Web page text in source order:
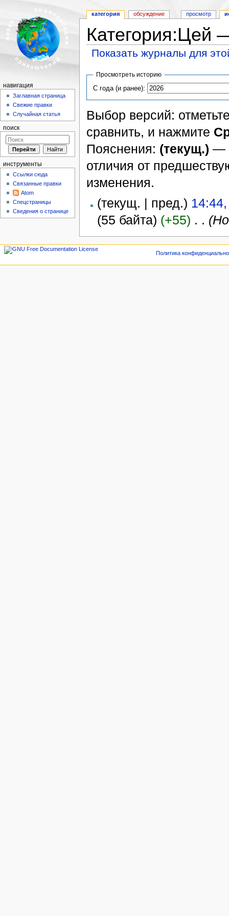
Категория:Цей
Показать журналы для
Просмотреть историю
С года (и ранее):
Выбор версий:
сравнить, и нажмите
Пояснения: (текущ.) —
отличия от
изменения.
(текущ. | пред.)
(55 байта) (+55) . .
категория обсуждение просмотр
навигация
Заглавная страница
Свежие правки
Случайная статья
поиск
инструменты
Ссылки сюда
Связанные правки
Atom
Спецстраницы
Сведения о странице
Политика